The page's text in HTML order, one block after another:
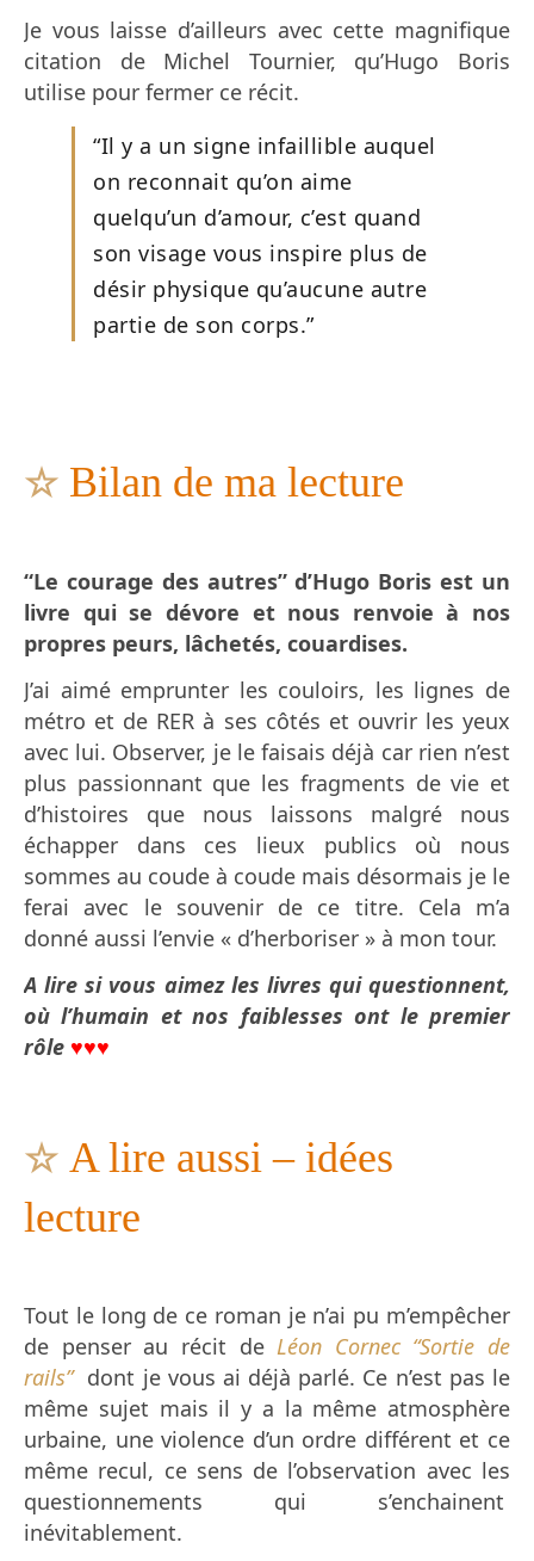
Je vous laisse d’ailleurs avec cette magnifique
citation de Michel Tournier, qu’Hugo Boris
utilise pour fermer ce récit.
“Il y a un signe infaillible auquel
on reconnait qu’on aime
quelqu’un d’amour, c’est quand
son visage vous inspire plus de
désir physique qu’aucune autre
partie de son corps.”
☆ Bilan de ma lecture
“Le courage des autres” d’Hugo Boris est un
livre qui se dévore et nous renvoie à nos
propres peurs, lâchetés, couardises.
J’ai aimé emprunter les couloirs, les lignes de
métro et de RER à ses côtés et ouvrir les yeux
avec lui. Observer, je le faisais déjà car rien n’est
plus passionnant que les fragments de vie et
d’histoires que nous laissons malgré nous
échapper dans ces lieux publics où nous
sommes au coude à coude mais désormais je le
ferai avec le souvenir de ce titre. Cela m’a
donné aussi l’envie « d’herboriser » à mon tour.
A lire si vous aimez les livres qui questionnent,
où l’humain et nos faiblesses ont le premier
rôle ♥♥♥
☆ A lire aussi – idées
lecture
Tout le long de ce roman je n’ai pu m’empêcher
de penser au récit deLéon Cornec “Sortie de
rails”dont je vous ai déjà parlé. Ce n’est pas le
même sujet mais il y a la même atmosphère
urbaine, une violence d’un ordre différent et ce
même recul, ce sens de l’observation avec les
questionnements qui s’enchainent
inévitablement.